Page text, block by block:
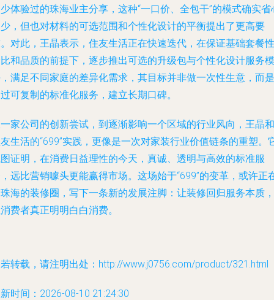
体验过的珠海业主分享，这种“一口价、全包干”的模式确实省
，但也对材料的可选范围和个性化设计的平衡提出了更高要
对此，王晶表示，住友生活正在快速迭代，在保证基础套餐性
和品质的前提下，逐步推出可选的升级包与个性化设计服务模
满足不同家庭的差异化需求，其目标并非做一次性生意，而是
可复制的标准化服务，建立长期口碑。
家公司的创新尝试，到逐渐影响一个区域的行业风向，王晶和
生活的“699”实践，更像是一次对家装行业价值链条的重塑。
证明，在消费日益理性的今天，真诚、透明与高效的标准服
远比营销噱头更能赢得市场。这场始于“699”的变革，或许正
海的装修圈，写下一条新的发展注脚：让装修回归服务本质，
费者真正明明白白消费。
转载，请注明出处：http://www.j0756.com/product/321.html
时间：2026-08-10 21:24:30